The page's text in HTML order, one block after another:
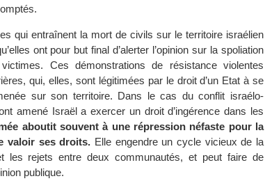
qui entraînent la mort de civils sur le territoire israélien
ont pour but final d’alerter l’opinion sur la spoliation
Ces démonstrations de résistance violentes
qui, elles, sont légitimées par le droit d’un Etat à se
sur son territoire. Dans le cas du conflit israélo-
amené Israël a exercer un droit d’ingérence dans les
aboutit souvent à une répression néfaste pour la
valoir ses droits. Elle engendre un cycle vicieux de la
les rejets entre deux communautés, et peut faire de
publique.